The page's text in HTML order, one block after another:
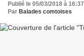
Publié le 05/03/2018 à 16:37
Par Balades comtoises